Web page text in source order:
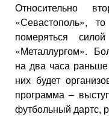
Относительно
«Севастополь»,
померяться
«Металлургом».
на два часа
них будет
программа –
футбольный дартс,